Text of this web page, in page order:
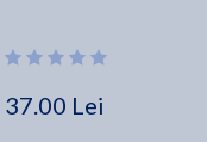
37.00 Lei